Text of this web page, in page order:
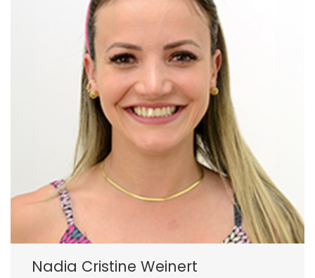
Nadia Cristine Weinert